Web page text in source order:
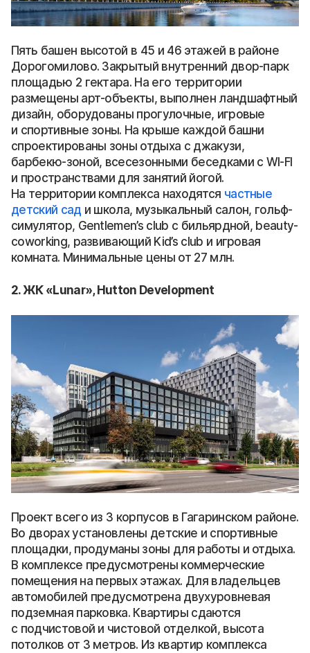
Пять башен высотой в 45 и 46 этажей в районе
Дорогомилово. Закрытый внутренний двор-парк
площадью 2 гектара. На его территории
размещены арт-объекты, выполнен ландшафтный
дизайн, оборудованы прогулочные, игровые
и спортивные зоны. На крыше каждой башни
спроектированы зоны отдыха с джакузи,
барбекю-зоной, всесезонными беседками с WI-FI
и пространствами для занятий йогой.
На территории комплекса находятся частные
детский сад и школа, музыкальный салон, гольф-
симулятор, Gentlemen’s club с бильярдной, beauty-
coworking, развивающий Kid’s club и игровая
комната. Минимальные цены от 27 млн.
2. ЖК «Lunar», Hutton Development
Проект всего из 3 корпусов в Гагаринском районе.
Во дворах установлены детские и спортивные
площадки, продуманы зоны для работы и отдыха.
В комплексе предусмотрены коммерческие
помещения на первых этажах. Для владельцев
автомобилей предусмотрена двухуровневая
подземная парковка. Квартиры сдаются
с подчистовой и чистовой отделкой, высота
потолков от 3 метров. Из квартир комплекса